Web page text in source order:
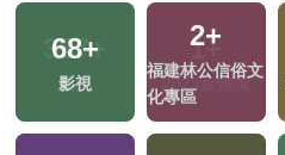
357+
熱門
1+
2023金鐘獎